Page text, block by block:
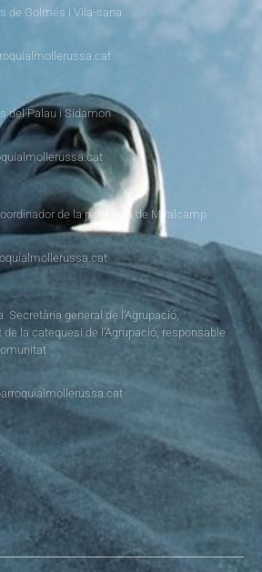
de Golmés i Vila-sana
del Palau i Sidamon
de la parròquia de Miralcamp
Secretària general de l’Agrupació,
la catequesi de l’Agrupació, responsable